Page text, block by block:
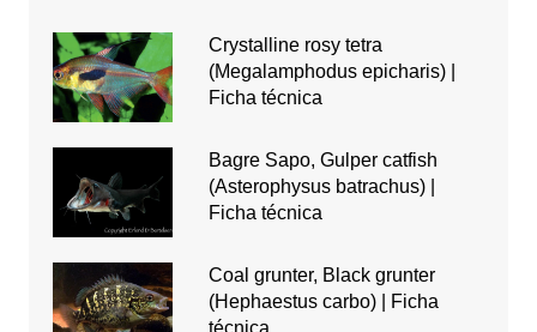
Crystalline rosy tetra
(Megalamphodus epicharis) |
Ficha técnica
Bagre Sapo, Gulper catfish
(Asterophysus batrachus) |
Ficha técnica
Coal grunter, Black grunter
(Hephaestus carbo) | Ficha
técnica